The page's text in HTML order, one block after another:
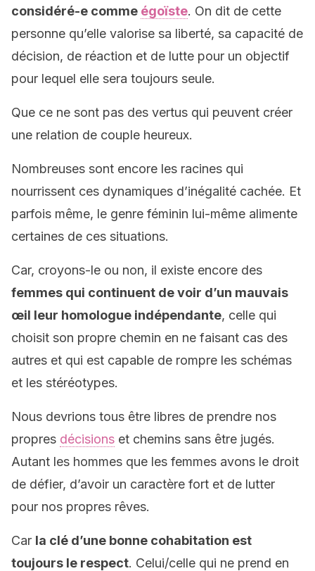
considéré-e comme égoïste. On dit de cette
personne qu’elle valorise sa liberté, sa capacité de
décision, de réaction et de lutte pour un objectif
pour lequel elle sera toujours seule.
Que ce ne sont pas des vertus qui peuvent créer
une relation de couple heureux.
Nombreuses sont encore les racines qui
nourrissent ces dynamiques d’inégalité cachée. Et
parfois même, le genre féminin lui-même alimente
certaines de ces situations.
Car, croyons-le ou non, il existe encore des
femmes qui continuent de voir d’un mauvais
œil leur homologue indépendante, celle qui
choisit son propre chemin en ne faisant cas des
autres et qui est capable de rompre les schémas
et les stéréotypes.
Nous devrions tous être libres de prendre nos
propres décisions et chemins sans être jugés.
Autant les hommes que les femmes avons le droit
de défier, d’avoir un caractère fort et de lutter
pour nos propres rêves.
Car la clé d’une bonne cohabitation est
toujours le respect. Celui/celle qui ne prend en